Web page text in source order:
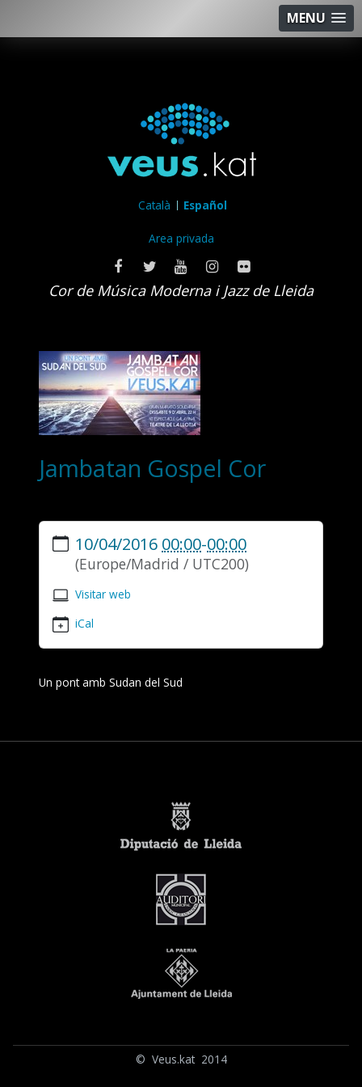
MENU
Català Español
Area privada
Cor de Música Moderna i Jazz de Lleida
Jambatan Gospel Cor
https://www.veuskat.org/es/recursos/events/jambatan-
gospel-
Jambatan
Gospel
2016-
04-
04-
10/04/2016 00:00-00:00
(Europe/Madrid / UTC200)
Visitar web
iCal
Un pont amb Sudan del Sud
© Veus.kat 2014